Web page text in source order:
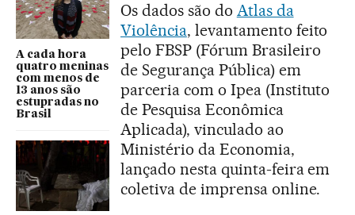
A cada hora
quatro meninas
com menos de
13 anos são
estupradas no
Brasil
Os dados são do Atlas da
Violência, levantamento feito
pelo FBSP (Fórum Brasileiro
de Segurança Pública) em
parceria com o Ipea (Instituto
de Pesquisa Econômica
Aplicada), vinculado ao
Ministério da Economia,
lançado nesta quinta-feira em
coletiva de imprensa online.